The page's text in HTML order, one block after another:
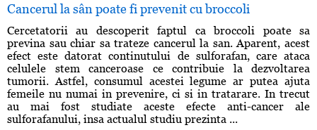
Cancerul la sân poate fi prevenit cu broccoli
Cercetatorii au descoperit faptul ca broccoli poate sa
previna sau chiar sa trateze cancerul la san. Aparent, acest
efect este datorat continutului de sulforafan, care ataca
celulele stem canceroase ce contribuie la dezvoltarea
tumorii. Astfel, consumul acestei legume ar putea ajuta
femeile nu numai in prevenire, ci si in tratarare. In trecut
au mai fost studiate aceste efecte anti-cancer ale
sulforafanului, insa actualul studiu prezinta ...